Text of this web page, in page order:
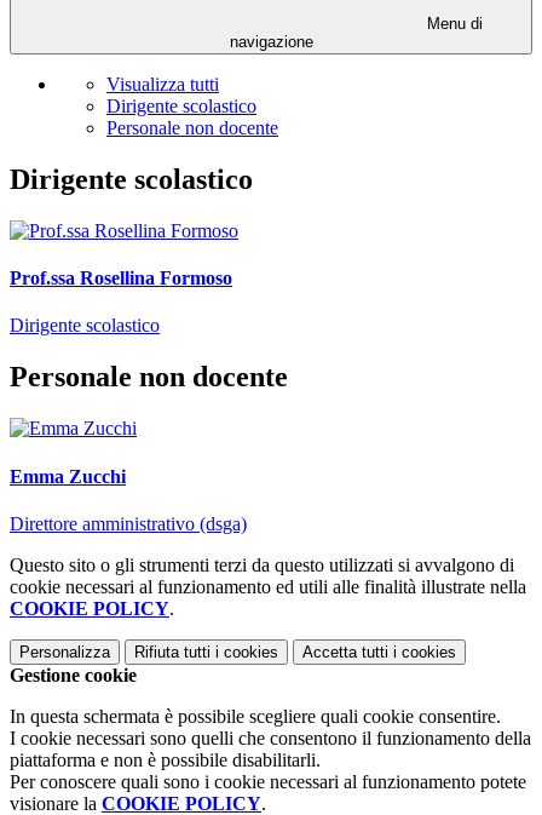
Menu di
navigazione
Visualizza tutti
Dirigente scolastico
Personale non docente
Dirigente scolastico
Prof.ssa Rosellina Formoso
Dirigente scolastico
Personale non docente
Emma Zucchi
Direttore amministrativo (dsga)
Questo sito o gli strumenti terzi da questo utilizzati si avvalgono di
cookie necessari al funzionamento ed utili alle finalità illustrate nella
COOKIE POLICY.
Personalizza Rifiuta tutti i cookies Accetta tutti i cookies
Gestione cookie
In questa schermata è possibile scegliere quali cookie consentire.
I cookie necessari sono quelli che consentono il funzionamento della
piattaforma e non è possibile disabilitarli.
Per conoscere quali sono i cookie necessari al funzionamento potete
visionare la COOKIE POLICY.